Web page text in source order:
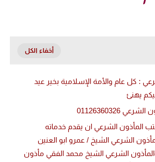
: كل عام والأمة الإسلامية بخير عيد
يهنئ
01126360326
المأذون الشرعي ان يقدم خدماته
الشرعي الشيخ / عمرو ابو العنين
الشرعي الشيخ محمد الفقي مأذون